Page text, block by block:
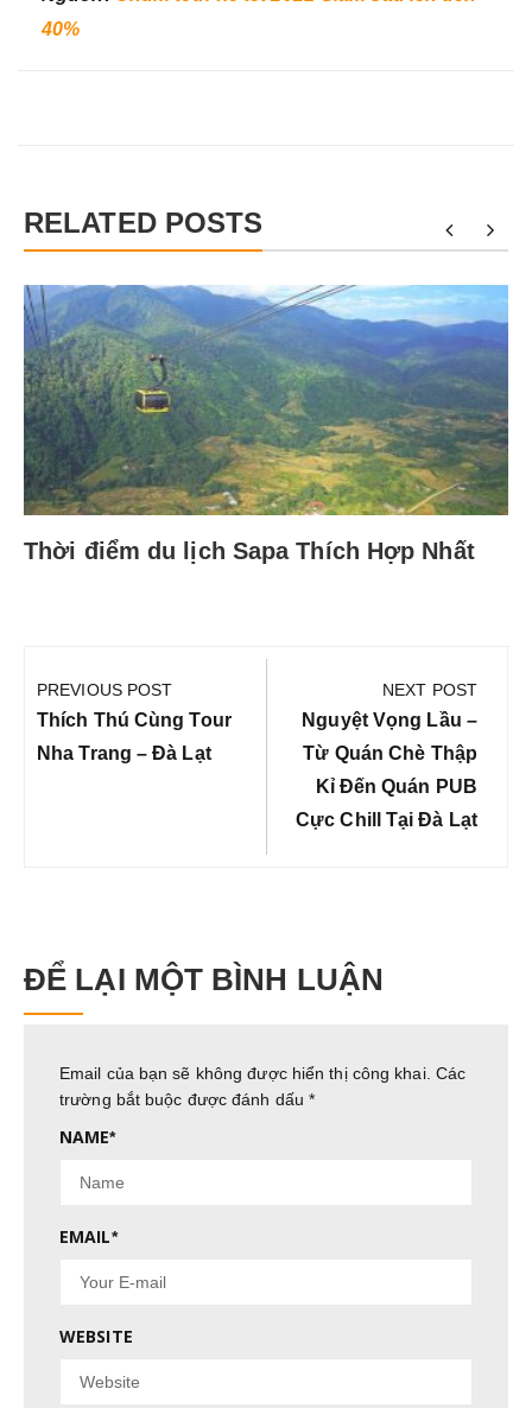
40%
RELATED POSTS
Thời điểm du lịch Sapa Thích Hợp Nhất
hướng
bài
viết
PREVIOUS POST
Previous
Post:
Thích Thú Cùng Tour
Nha Trang – Đà Lạt
NEXT POST
Next
Post:
Nguyệt Vọng Lầu –
Từ Quán Chè Thập
Kỉ Đến Quán PUB
Cực Chill Tại Đà Lạt
ĐỂ LẠI MỘT BÌNH LUẬN
Email của bạn sẽ không được hiển thị công khai. Các
trường bắt buộc được đánh dấu*
NAME*
EMAIL*
WEBSITE